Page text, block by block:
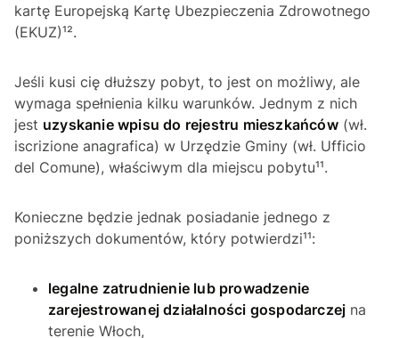
kartę Europejską Kartę Ubezpieczenia Zdrowotnego
(EKUZ)¹².
Jeśli kusi cię dłuższy pobyt, to jest on możliwy, ale
wymaga spełnienia kilku warunków. Jednym z nich
jest uzyskanie wpisu do rejestru mieszkańców(wł.
iscrizione anagrafica) w Urzędzie Gminy (wł. Ufficio
del Comune), właściwym dla miejscu pobytu¹¹.
Konieczne będzie jednak posiadanie jednego z
poniższych dokumentów, który potwierdzi¹¹:
legalne zatrudnienie lub prowadzenie
zarejestrowanej działalności gospodarczej na
terenie Włoch,